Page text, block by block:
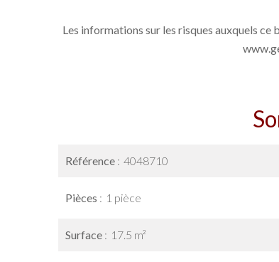
Les informations sur les risques auxquels
Référence 4048710
Pièces 1 pièce
Surface 17.5 m²